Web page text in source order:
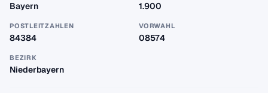
Bayern 1.900
POSTLEITZAHLEN
84384
VORWAHL
08574
BEZIRK
Niederbayern